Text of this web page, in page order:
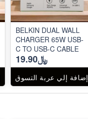
BELKIN DUAL WALL
CHARGER 65W USB-
C TO USB-C CABLE
﷼19.90
إضافة إلي عربة التسوق